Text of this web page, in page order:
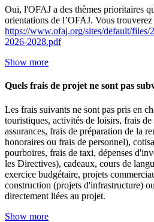
Oui, l'OFAJ a des thèmes prioritaires
orientations de l’OFAJ. Vous
https://www.ofaj.org/sites/default/
2026-2028.pdf
Show more
Quels frais de projet ne sont pas
Les frais suivants ne sont pas pris en
touristiques, activités de loisirs, frais
assurances, frais de préparation de la
honoraires ou frais de personnel),
pourboires, frais de taxi, dépenses
les Directives), cadeaux, cours de
exercice budgétaire, projets
construction (projets d'infrastructure)
directement liées au projet.
Show more